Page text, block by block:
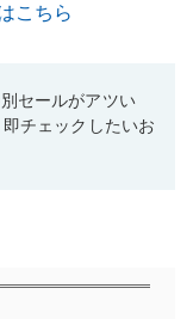
こちら
セールがアツい
チェックしたいお